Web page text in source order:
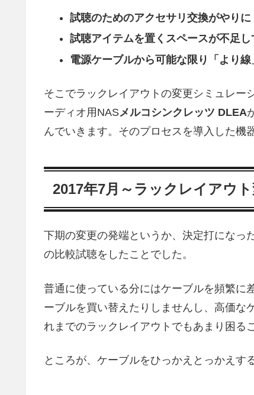
試聴のためのアクセサリ交換がやりに
試聴アイテムを置くスペースが不足し
電源ケーブルから可能な限り「より
そこでラックレイアウトの変更シミュレー
ーディオ用NASメルコシンクレッツ DLEA
んでいきます。そのプロセスを導入した機
2017年7月～ラックレイアウト
下期の変更の発端というか、決定打になっ
の比較試聴をしたことでした。
普通に使っている分にはケーブルを頻繁に
ーブルを買い替えたりしませんし、高価な
れまでのラックレイアウトでもあまり困る
ところが、ケーブルをひっかえとっかえす